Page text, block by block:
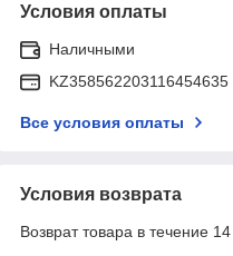
Условия оплаты
Наличными
KZ358562203116454635
Все условия оплаты
Условия возврата
Возврат товара в течение